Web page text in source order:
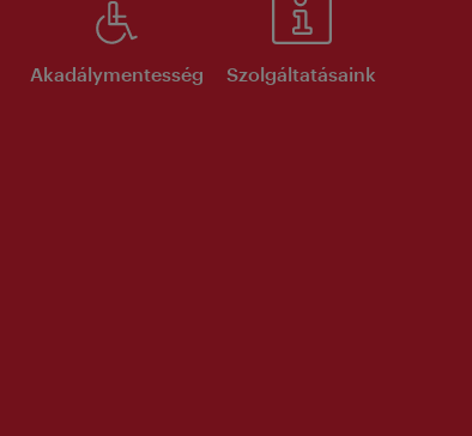
Akadálymentesség Szolgáltatásaink